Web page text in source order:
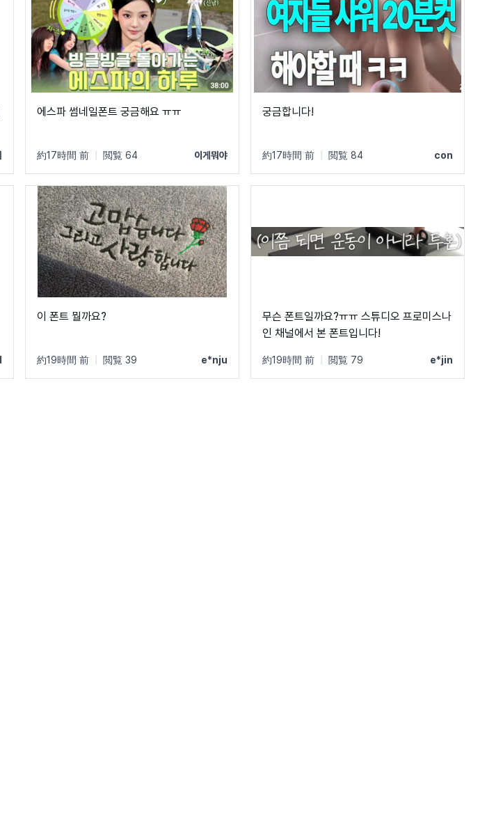
에스파 썸네일폰트 궁금해요 ㅠㅠ
約17時間 前 閲覧 64 이게뭐야
궁금합니다!
約17時間 前 閲覧 84 con
이 폰트 뭘까요?
約19時間 前 閲覧 39 e*nju
무슨 폰트일까요?ㅠㅠ 스튜디오 프로미스나
인 채널에서 본 폰트입니다!
約19時間 前 閲覧 79 e*jin